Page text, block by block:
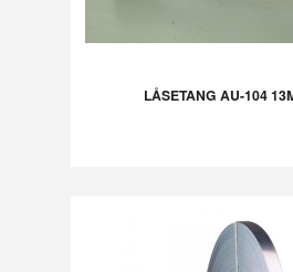
LÅSETANG AU-104